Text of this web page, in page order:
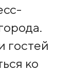
гостей
ко